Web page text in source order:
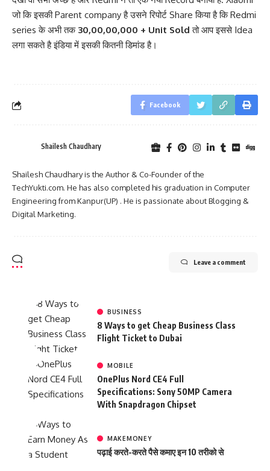
जो कि इसकी Parent company है उसने रिपोर्ट Share किया है कि Redmi
series के अभी तक 30,00,00,000 + Unit Sold तो आप इससे Idea
लगा सकते है इंडिया में इसकी कितनी डिमांड है।
Facebook
Shailesh Chaudhary
Shailesh Chaudhary is the Author & Co-Founder of the
TechYukti.com. He has also completed his graduation in Computer
Engineering from Kanpur(UP) . He is passionate about Blogging &
Digital Marketing.
Leave a comment
BUSINESS
8 Ways to get Cheap Business Class
Flight Ticket to Dubai
MOBILE
OnePlus Nord CE4 Full
Specifications: Sony 50MP Camera
With Snapdragon Chipset
MAKEMONEY
पढ़ाई करते-करते पैसे कमाए इन 10 तरीको से